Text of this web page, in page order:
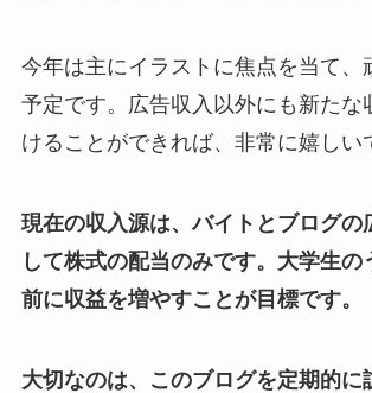
今年は主にイラストに焦点を当て、
予定です。広告収入以外にも新たな
けることができれば、非常に嬉しい
現在の収入源は、バイトとブログの
して株式の配当のみです。大学生の
前に収益を増やすことが目標です。
大切なのは、このブログを定期的に